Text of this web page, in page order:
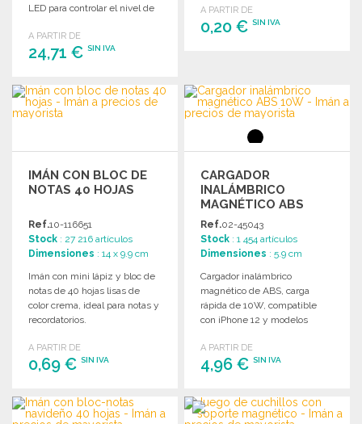
LED para controlar el nivel de
A PARTIR DE
24,71 € SIN IVA
PEDIR
Solicitar un presupuesto
A PARTIR DE
0,20 €SIN IVA
Solicitar un presupuesto
IMÁN CON BLOC DE
NOTAS 40 HOJAS
Ref.10-116651
Stock : 27 216 artículos
Dimensiones : 14 x 9.9 cm
Imán con mini lápiz y bloc de
notas de 40 hojas lisas de
color crema, ideal para notas y
recordatorios.
A PARTIR DE
0,69 € SIN IVA
PEDIR
CARGADOR
INALÁMBRICO
MAGNÉTICO ABS
10W A PRECIOS DE
MAYORISTA
Ref.02-45043
Stock : 1 454 artículos
Dimensiones : 5.9 cm
Cargador inalámbrico
magnético de ABS, carga
rápida de 10W, compatible
con iPhone 12 y modelos
magnético adicional.
A PARTIR DE
4,96 €SIN IVA
PEDIR